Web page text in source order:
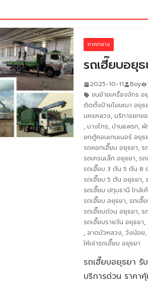
ภาคกลาง
รถเฮี๊ยบอยุธ
2025-10-11 Boy
ขนย้ายเครื่องจักร อ
ติดตั้งป้ายโฆษณา อยุธ
นครหลวง, บริการยกข
, บางไทร, บ้านแพรก, ผั
ยกตู้คอนเทนเนอร์ อยุธ
รถคอกเฮี๊ยบ อยุธยา, ร
รถเครนเล็ก อยุธยา, ร
รถเฮี๊ยบ 3 ตัน 5 ตัน 8
รถเฮี๊ยบ 5 ตัน อยุธยา,
รถเฮี๊ยบ ปทุมธานี ใกล้เ
รถเฮี๊ยบ อยุธยา, รถเฮี๊
รถเฮี๊ยบด่วน อยุธยา, ร
รถเฮี๊ยบรายวัน อยุธยา,
, ลาดบัวหลวง, วังน้อย,
ให้เช่ารถเฮี๊ยบ อยุธยา
รถเฮี๊ยบอยุธยา
บริการด่วน ราคา